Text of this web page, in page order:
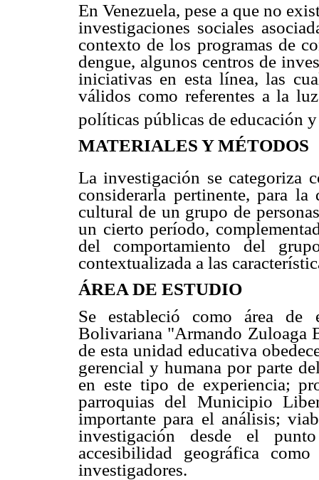
En Venezuela, pese a que no
investigaciones sociales
contexto de los programas de
dengue, algunos centros de
iniciativas en esta línea, las
válidos como referentes a la
políticas públicas de educación
MATERIALES Y MÉTODOS
La investigación se categoriza
considerarla pertinente, para
cultural de un grupo de
un cierto período,
del comportamiento del
contextualizada a las
ÁREA DE ESTUDIO
Se estableció como área de
Bolivariana "Armando Zuloaga
de esta unidad educativa
gerencial y humana por parte
en este tipo de experiencia;
parroquias del Municipio
importante para el análisis;
investigación desde el
accesibilidad geográfica
investigadores.